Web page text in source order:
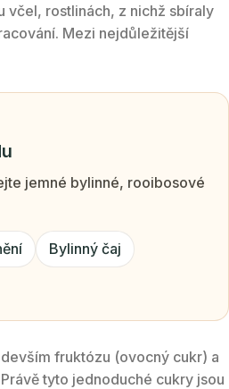
včel, rostlinách, z nichž sbíraly
Mezi nejdůležitější
jemné bylinné, rooibosové
Bylinný čaj
fruktózu (ovocný cukr) a
tyto jednoduché cukry jsou